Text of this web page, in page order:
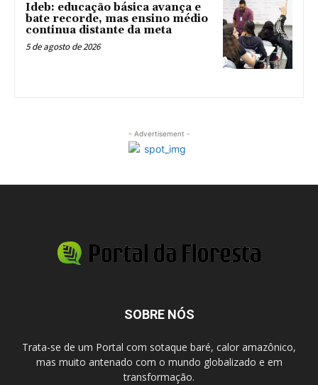
Ideb: educação básica avança e
bate recorde, mas ensino médio
continua distante da meta
5 de agosto de 2026
- Advertisement -
SOBRE NÓS
Trata-se de um Portal com sotaque baré, calor amazônico,
mas muito antenado com o mundo globalizado e em
transformação.